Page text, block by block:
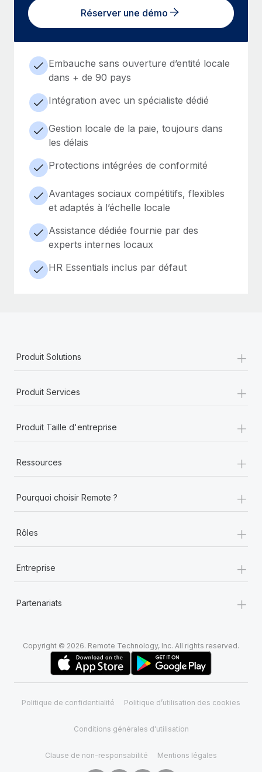
Réserver une démo
Embauche sans ouverture d’entité locale
dans + de 90 pays
Intégration avec un spécialiste dédié
Gestion locale de la paie, toujours dans
les délais
Protections intégrées de conformité
Avantages sociaux compétitifs, flexibles
et adaptés à l’échelle locale
Assistance dédiée fournie par des
experts internes locaux
HR Essentials inclus par défaut
Produit Solutions +
Produit Services +
Produit Taille d'entreprise +
Ressources +
Pourquoi choisir Remote ? +
Rôles +
Entreprise +
Partenariats +
Copyright © 2026. Remote Technology, Inc. All rights reserved.
Politique de confidentialité Politique d’utilisation des cookies
Conditions générales d'utilisation
Clause de non-responsabilité Mentions légales